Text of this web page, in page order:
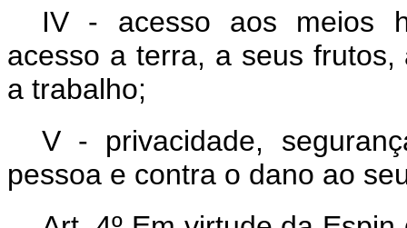
IV - acesso aos meios
acesso a terra, a seus
a trabalho;
V - privacidade,
pessoa e contra o dano ao